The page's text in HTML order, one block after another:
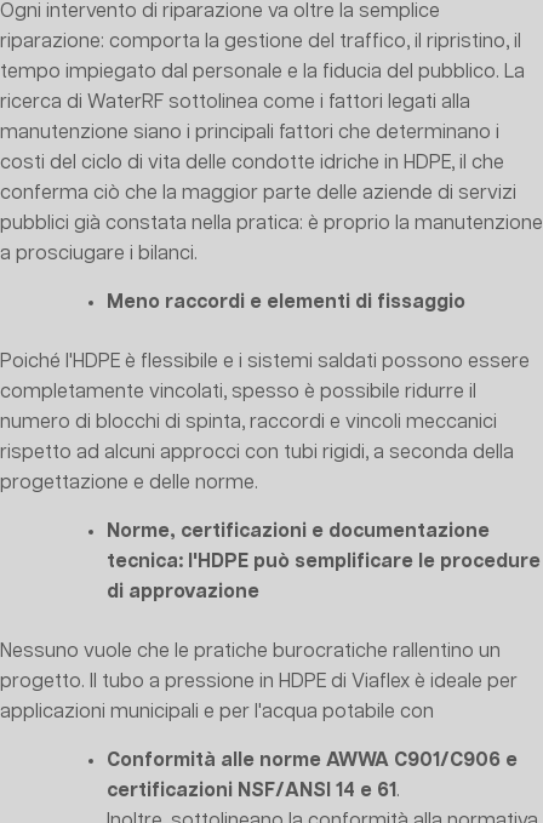
Ogni intervento di riparazione va oltre la semplice
riparazione: comporta la gestione del traffico, il ripristino, il
tempo impiegato dal personale e la fiducia del pubblico. La
ricerca di WaterRF sottolinea come i fattori legati alla
manutenzione siano i principali fattori che determinano i
costi del ciclo di vita delle condotte idriche in HDPE, il che
conferma ciò che la maggior parte delle aziende di servizi
pubblici già constata nella pratica: è proprio la manutenzione
a prosciugare i bilanci.
Meno raccordi e elementi di fissaggio
Poiché l'HDPE è flessibile e i sistemi saldati possono essere
completamente vincolati, spesso è possibile ridurre il
numero di blocchi di spinta, raccordi e vincoli meccanici
rispetto ad alcuni approcci con tubi rigidi, a seconda della
progettazione e delle norme.
Norme, certificazioni e documentazione
tecnica: l'HDPE può semplificare le procedure
di approvazione
Nessuno vuole che le pratiche burocratiche rallentino un
progetto. Il tubo a pressione in HDPE di Viaflex è ideale per
applicazioni municipali e per l'acqua potabile con
Conformità alle norme AWWA C901/C906 e
certificazioni NSF/ANSI 14 e 61 .